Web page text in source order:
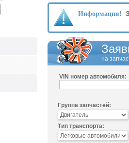
Информация!
на
VIN номер автомобиля:
Группа запчастей:
Тип транспорта: